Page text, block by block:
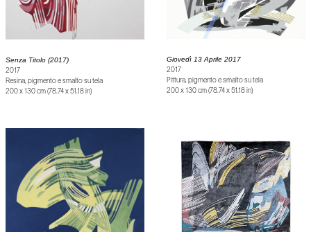
Senza Titolo (2017)
2017
Resina, pigmento e smalto su tela
200 x 130 cm (78.74 x 51.18 in)
Giovedì 13 Aprile 2017
2017
Pittura, pigmento e smalto su tela
200 x 130 cm (78.74 x 51.18 in)